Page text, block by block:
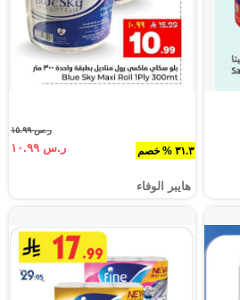
٣١.٣ % خصم
ر.س ١٥.٩٩
ر.س ١٠.٩٩
هايبر الوفاء